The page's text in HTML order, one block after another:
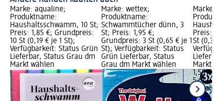
Marke: aqualine;
Produktname:
Haushaltsschwamm, 10 St;
Preis: 1,85 €; Grundpreis:
10 St (0,19 € je 1 St);
Verfügbarkeit: Status Grün
Lieferbar, Status Grau dm
Markt wählen
Marke: wettex;
Produktname:
Schwammtücher dünn, 3
St; Preis: 1,95 €;
Grundpreis: 3 St (0,65 € je 1
St); Verfügbarkeit: Status
Grün Lieferbar, Status
Grau dm Markt wählen
Marke:
Preis:
St (0,31
Markt
1,55 €
5 St
aqualine
5 St